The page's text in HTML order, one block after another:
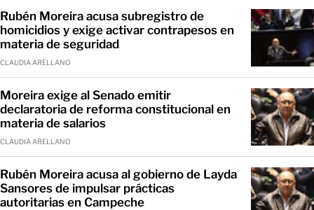
Rubén Moreira acusa subregistro de
homicidios y exige activar contrapesos en
materia de seguridad
CLAUDIA ARELLANO
Moreira exige al Senado emitir
declaratoria de reforma constitucional en
materia de salarios
CLAUDIA ARELLANO
Rubén Moreira acusa al gobierno de Layda
Sansores de impulsar prácticas
autoritarias en Campeche